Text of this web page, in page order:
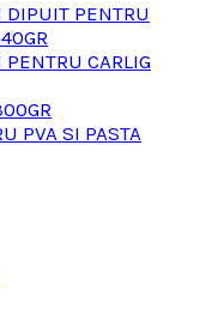
PENTRU
CARLIG
PVA SI PASTA